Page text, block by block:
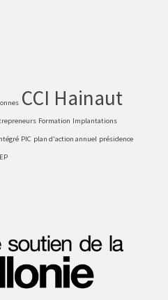
CCI Hainaut
Formation Implantations
PIC plan d'action annuel présidence